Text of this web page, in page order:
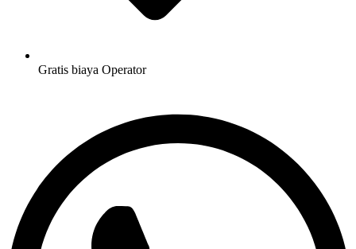
Gratis biaya Operator